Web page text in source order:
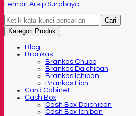
Lemari Arsip Surabaya
Cari
Kategori Produk
Blog
Brankas
Brankas Chubb
Brankas Daichiban
Brankas Ichiban
Brankas Lion
Card Cabinet
Cash Box
Cash Box Daichiban
Cash Box Ichiban